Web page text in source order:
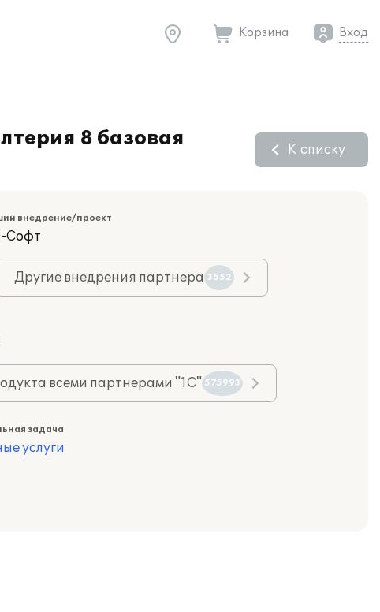
Корзина Вход
8 базовая
К списку
внедрение/проект
Софт
Другие внедрения партнера 3552
всеми партнерами "1С" 575993
задача
услуги